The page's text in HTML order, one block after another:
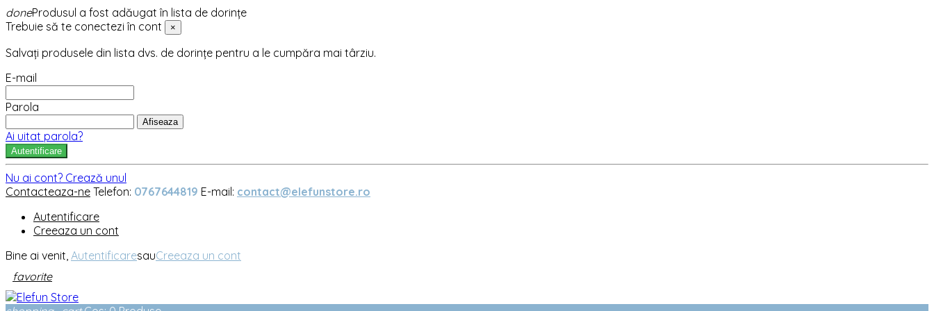
doneProdusul a fost adăugat în lista de dorințe
Trebuie să te conectezi în cont
×
Salvați produsele din lista dvs. de dorințe pentru a le cumpăra mai târziu.
E-mail
Parola
Afiseaza
Ai uitat parola?
Autentificare
Nu ai cont? Crează unul
Contacteaza-ne Telefon: 0767644819 E-mail: contact@elefunstore.ro
Autentificare
Creeaza un cont
Bine ai venit, AutentificaresauCreeaza un cont
favorite